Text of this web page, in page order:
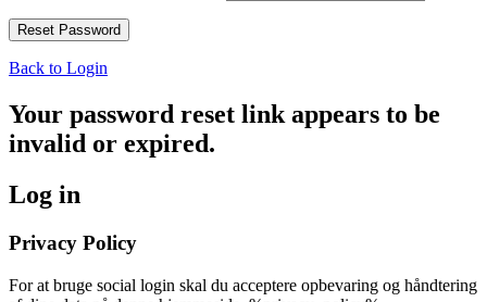
Back to Login
Your password reset link appears to be
invalid or expired.
Log in
Privacy Policy
For at bruge social login skal du acceptere opbevaring og håndtering